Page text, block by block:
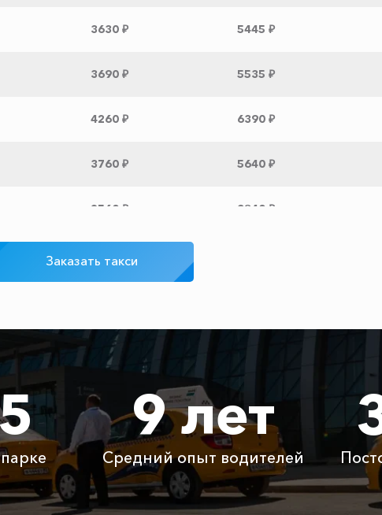
3630 ₽ 5445 ₽
3690 ₽ 5535 ₽
4260 ₽ 6390 ₽
3760 ₽ 5640 ₽
2560 ₽ 3840 ₽
3140 ₽
4650 ₽
10900 ₽ 16350 ₽
Бесплатно Бесплатно
Заказать такси
9 лет
Средний опыт водителей